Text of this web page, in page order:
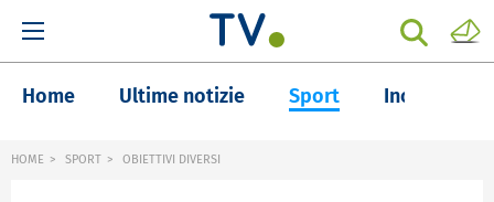
Home Ultime notizie Sport Inchieste
HOME SPORT OBIETTIVI DIVERSI